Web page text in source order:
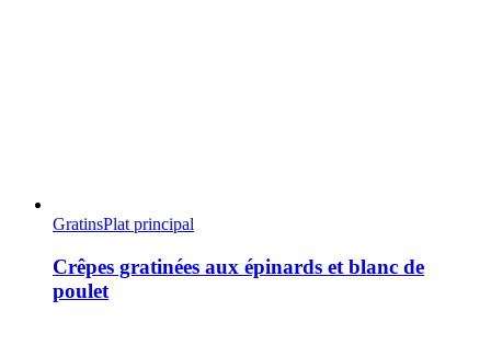
GratinsPlat principal
Crêpes gratinées aux épinards et blanc de
poulet